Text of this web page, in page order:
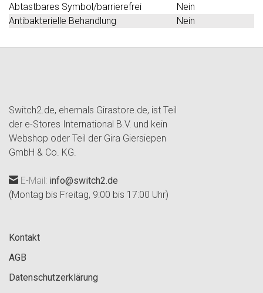
Abtastbares Symbol/barrierefrei
Nein
Antibakterielle Behandlung
Nein
Switch2.de, ehemals Girastore.de, ist Teil
der e-Stores International B.V. und kein
Webshop oder Teil der Gira Giersiepen
GmbH & Co. KG.
E-Mail: info@switch2.de
(Montag bis Freitag, 9:00 bis 17:00 Uhr)
Kontakt
AGB
Datenschutzerklärung